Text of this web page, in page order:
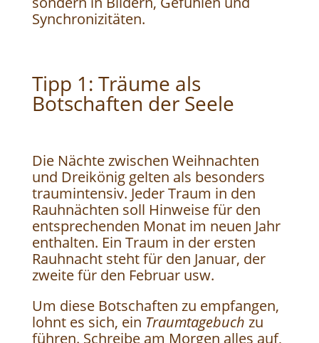
Synchronizitäten.
Tipp 1: Träume als
Botschaften der Seele
Die Nächte zwischen Weihnachten
und Dreikönig gelten als besonders
traumintensiv. Jeder Traum in den
Rauhnächten soll Hinweise für den
entsprechenden Monat im neuen Jahr
enthalten. Ein Traum in der ersten
Rauhnacht steht für den Januar, der
zweite für den Februar usw.
Um diese Botschaften zu empfangen,
lohnt es sich, ein Traumtagebuch zu
führen. Schreibe am Morgen alles auf,